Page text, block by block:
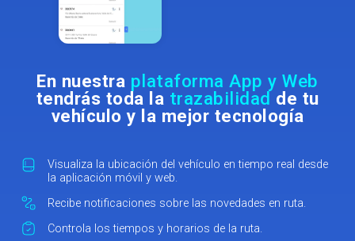
En nuestra plataforma App y Web
tendrás toda la trazabilidad de tu
vehículo y la mejor tecnología
Visualiza la ubicación del vehículo en tiempo real desde
la aplicación móvil y web.
Recibe notificaciones sobre las novedades en ruta.
Controla los tiempos y horarios de la ruta.